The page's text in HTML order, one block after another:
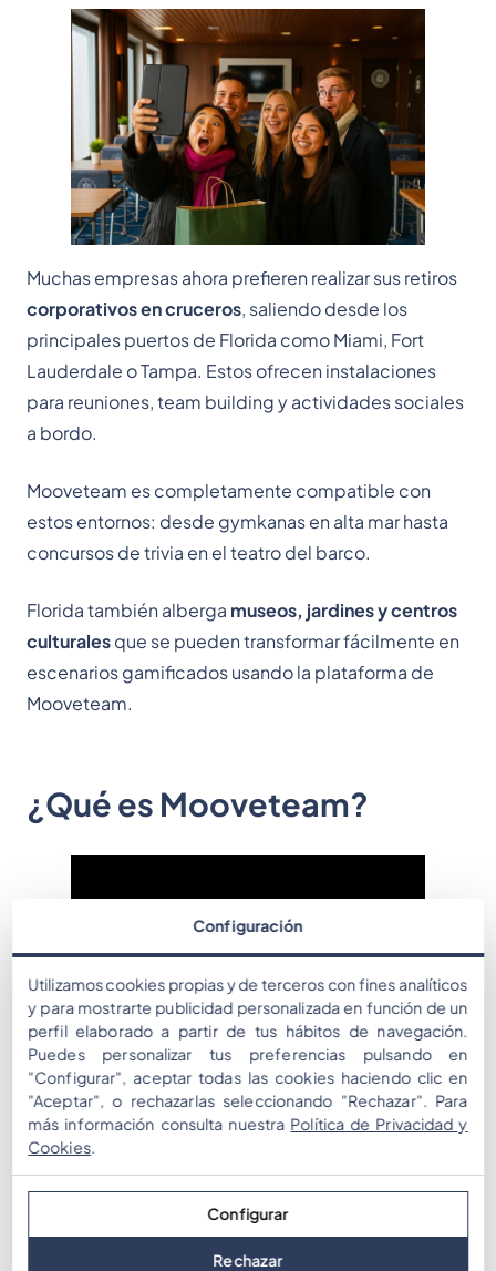
Muchas empresas ahora prefieren realizar sus retiros
corporativos en cruceros, saliendo desde los
principales puertos de Florida como Miami, Fort
Lauderdale o Tampa. Estos ofrecen instalaciones
para reuniones, team building y actividades sociales
a bordo.
Mooveteam es completamente compatible con
estos entornos: desde gymkanas en alta mar hasta
concursos de trivia en el teatro del barco.
Florida también alberga museos, jardines y centros
culturalesque se pueden transformar fácilmente en
escenarios gamificados usando la plataforma de
Mooveteam.
¿Qué es Mooveteam?
Mooveteam es una plataforma degamificación B2B
que permite a agencias y organizadores de eventos
crear juegos personalizados para dispositivos
móviles. Con presencia en más de 30 países, es la
herramienta líder para experiencias modernas de
team building.
Configuración
Utilizamos cookies propias y de terceros con fines analíticos
y para mostrarte publicidad personalizada en función de un
perfil elaborado a partir de tus hábitos de navegación.
Puedes personalizar tus preferencias pulsando en
"Configurar", aceptar todas las cookies haciendo clic en
"Aceptar", o rechazarlas seleccionando "Rechazar". Para
más información consulta nuestra Política de Privacidad y
Cookies.
Configurar
Rechazar